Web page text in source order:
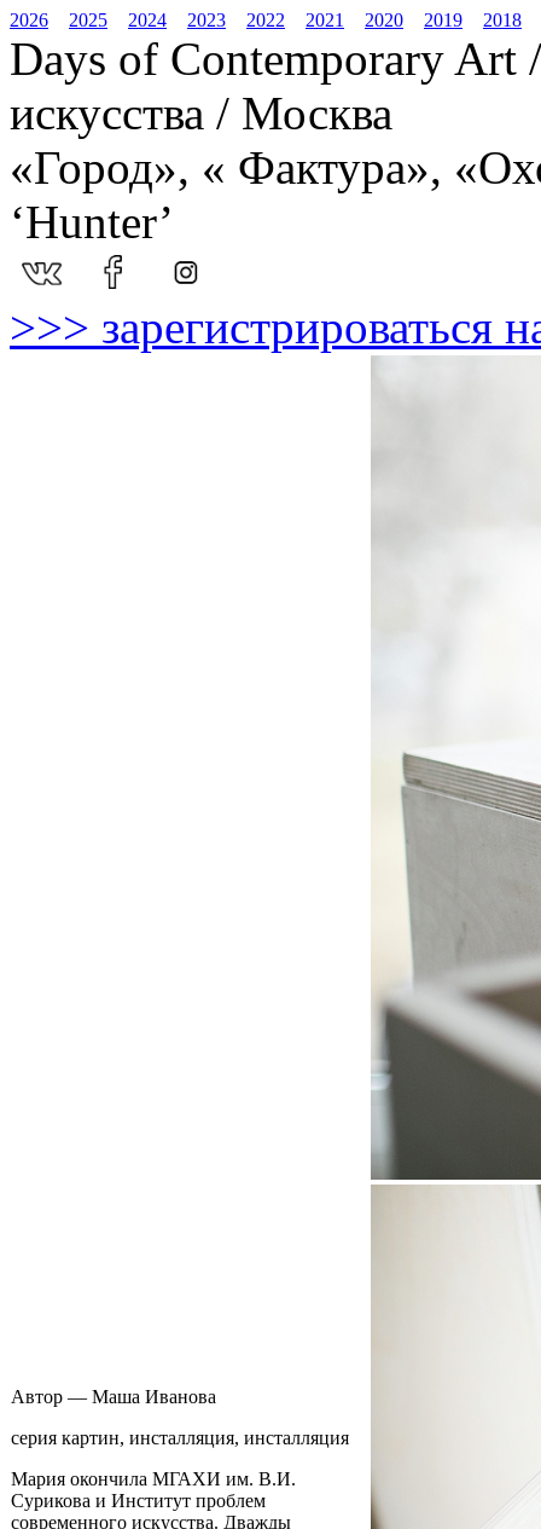
2026 2025 2024 2023 2022 2021 2020 2019 2018
Days of Contemporary Art
искусства / Москва
«Город», « Фактура»,
‘Hunter’
>>> зарегистрироваться
Автор — Маша Иванова
серия картин, инсталляция, инсталляция
Мария окончила МГАХИ им. В.И.
Сурикова и Институт проблем
современного искусства. Дважды